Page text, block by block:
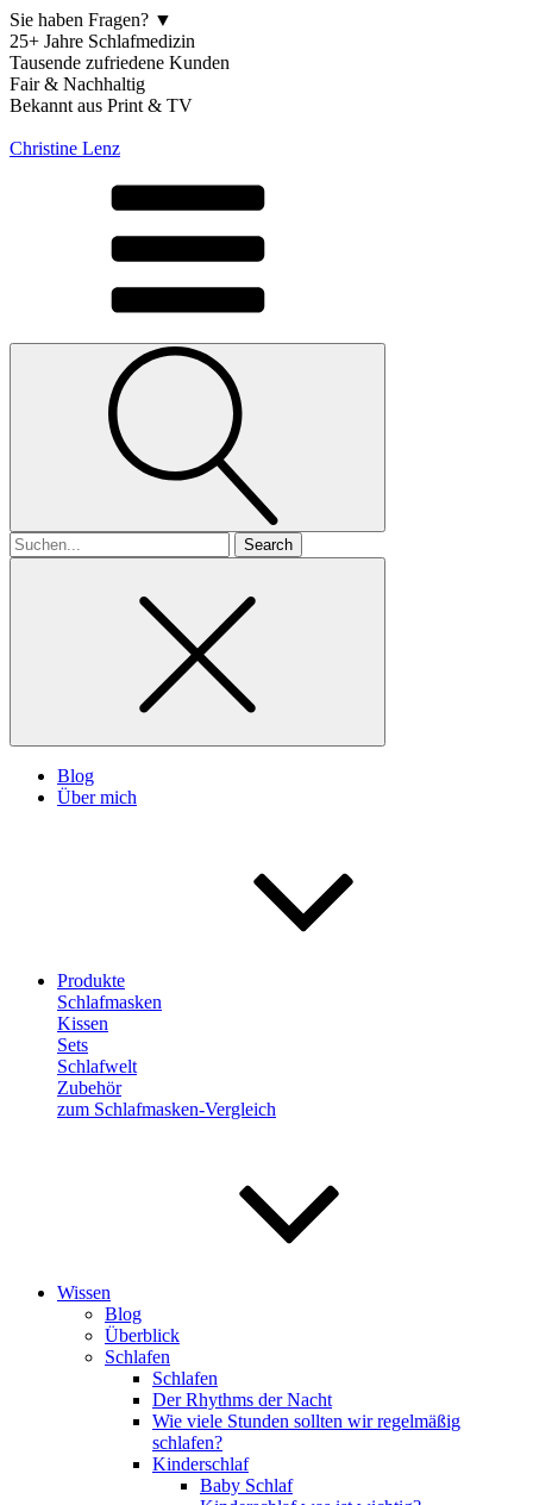
Sie haben Fragen? ▼
25+ Jahre Schlafmedizin
Tausende zufriedene Kunden
Fair & Nachhaltig
Bekannt aus Print & TV
Christine Lenz
Search
for
Blog
Über mich
Produkte
Schlafmasken
Kissen
Sets
Schlafwelt
Zubehör
zum Schlafmasken-Vergleich
Wissen
Blog
Überblick
Schlafen
Schlafen
Der Rhythms der Nacht
Wie viele Stunden sollten wir regelmäßig
schlafen?
Kinderschlaf
Baby Schlaf